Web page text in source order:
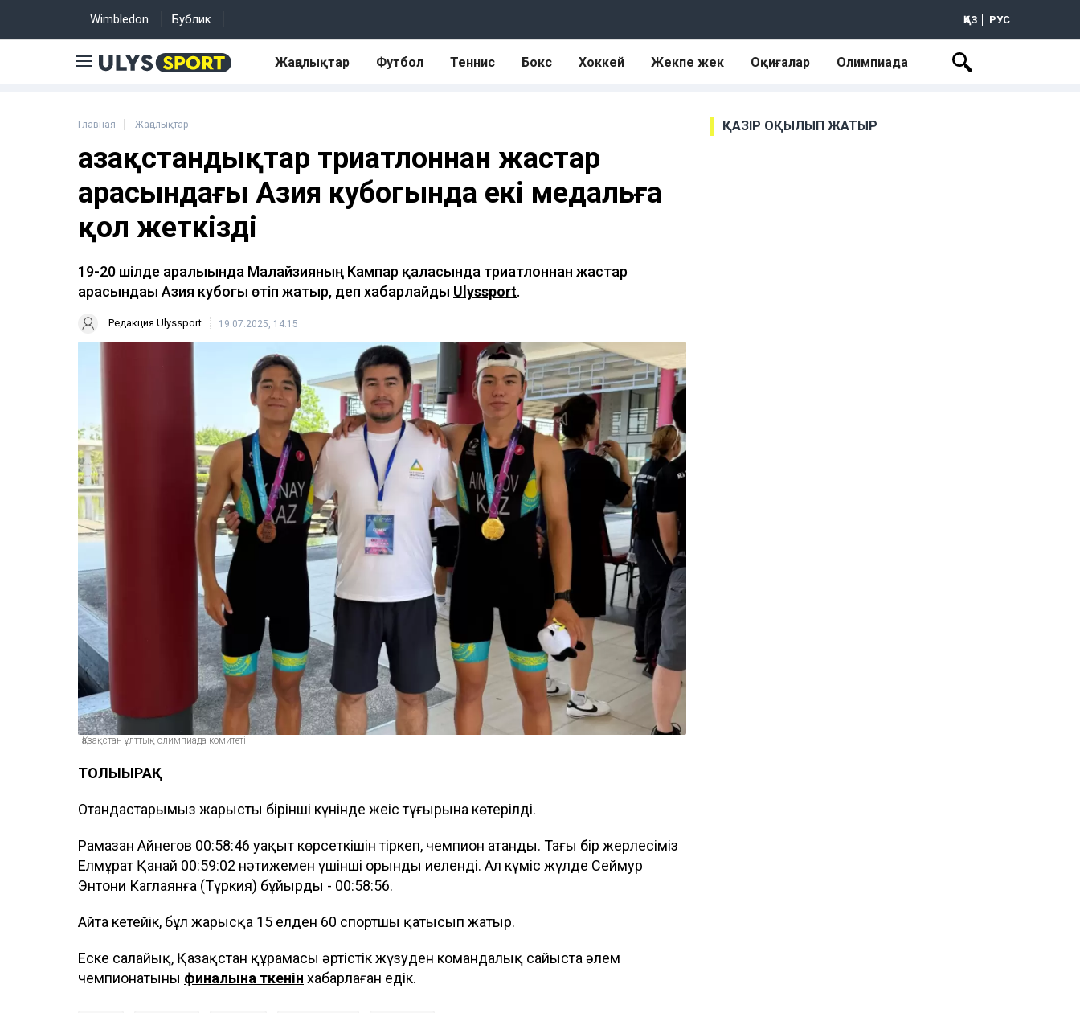
Wimbledon Бублик ҚАЗ РУС
Жаңалықтар Футбол Теннис Бокс Хоккей Жекпе жек Оқиғалар Олимпиада
Главная Жаңалықтар
Қазақстандықтар триатлоннан жастар
арасындағы Азия кубогында екі медальға
қол жеткізді
19-20 шілде аралығында Малайзияның Кампар қаласында триатлоннан жастар
арасындағы Азия кубогы өтіп жатыр, деп хабарлайды Ulyssport.
Редакция Ulyssport 19.07.2025, 14:15
Қазақстан ұлттық олимпиада комитеті
ТОЛЫҒЫРАҚ
Отандастарымыз жарыстың бірінші күнінде жеңіс тұғырына көтерілді.
Рамазан Айнегов 00:58:46 уақыт көрсеткішін тіркеп, чемпион атанды. Тағы бір жерлесіміз
Елмұрат Қанай 00:59:02 нәтижемен үшінші орынды иеленді. Ал күміс жүлде Сеймур
Энтони Каглаянға (Түркия) бұйырды - 00:58:56.
Айта кетейік, бұл жарысқа 15 елден 60 спортшы қатысып жатыр.
Еске салайық, Қазақстан құрамасы әртістік жүзуден командалық сайыста әлем
чемпионатының финалына өткенін хабарлаған едік.
ҚАЗІР ОҚЫЛЫП ЖАТЫР